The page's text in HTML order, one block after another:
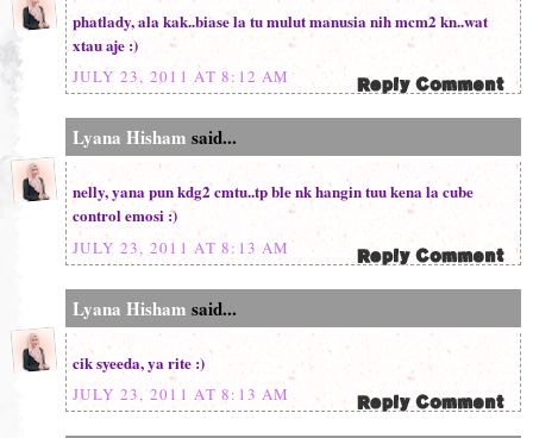
phatlady, ala kak..biase la tu mulut manusia nih mcm2 kn..wat
xtau aje :)
JULY 23, 2011 AT 8:12 AM
Lyana Hisham said...
nelly, yana pun kdg2 cmtu..tp ble nk hangin tuu kena la cube
control emosi :)
JULY 23, 2011 AT 8:13 AM
Lyana Hisham said...
cik syeeda, ya rite :)
JULY 23, 2011 AT 8:13 AM